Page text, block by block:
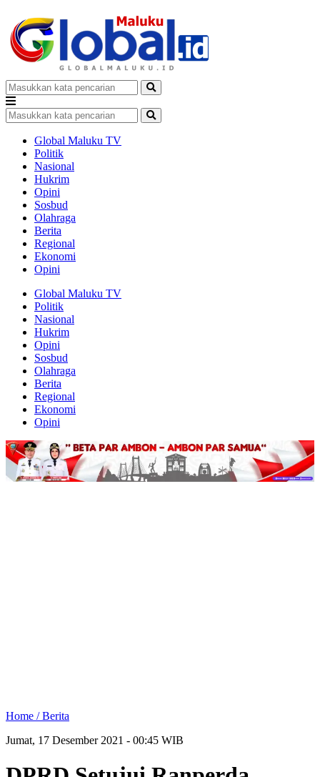
Global Maluku TV
Politik
Nasional
Hukrim
Opini
Sosbud
Olahraga
Berita
Regional
Ekonomi
Opini
Global Maluku TV
Politik
Nasional
Hukrim
Opini
Sosbud
Olahraga
Berita
Regional
Ekonomi
Opini
Home /Berita
Jumat, 17 Desember 2021 - 00:45 WIB